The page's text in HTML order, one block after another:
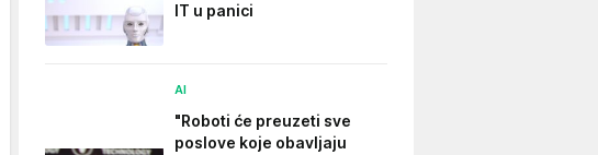
IT u panici
AI
"Roboti će preuzeti sve
poslove koje obavljaju